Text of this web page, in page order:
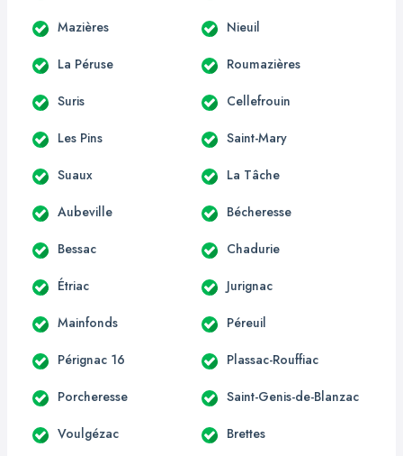
Mazières Nieuil
La Péruse Roumazières
Suris Cellefrouin
Les Pins Saint-Mary
Suaux La Tâche
Aubeville Bécheresse
Bessac Chadurie
Étriac Jurignac
Mainfonds Péreuil
Pérignac 16 Plassac-Rouffiac
Porcheresse Saint-Genis-de-Blanzac
Voulgézac Brettes